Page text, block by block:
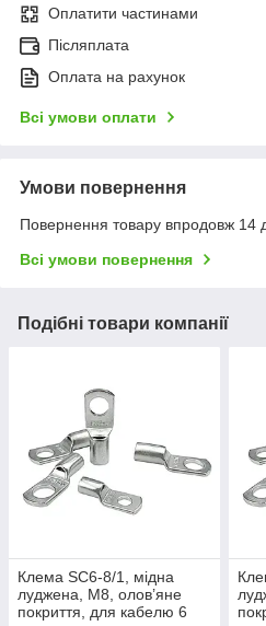
Оплатити частинами
Післяплата
Оплата на рахунок
Всі умови оплати
Умови повернення
Повернення товару впродовж 14
Всі умови повернення
Подібні товари компанії
Клема SC6-8/1, мідна
луджена, M8, олов’яне
покриття, для кабелю 6